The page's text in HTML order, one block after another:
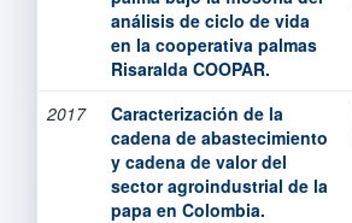
análisis de ciclo de vida
en la cooperativa palmas
Risaralda COOPAR.
2017
Caracterización de la
cadena de abastecimiento
y cadena de valor del
sector agroindustrial de la
papa en Colombia.